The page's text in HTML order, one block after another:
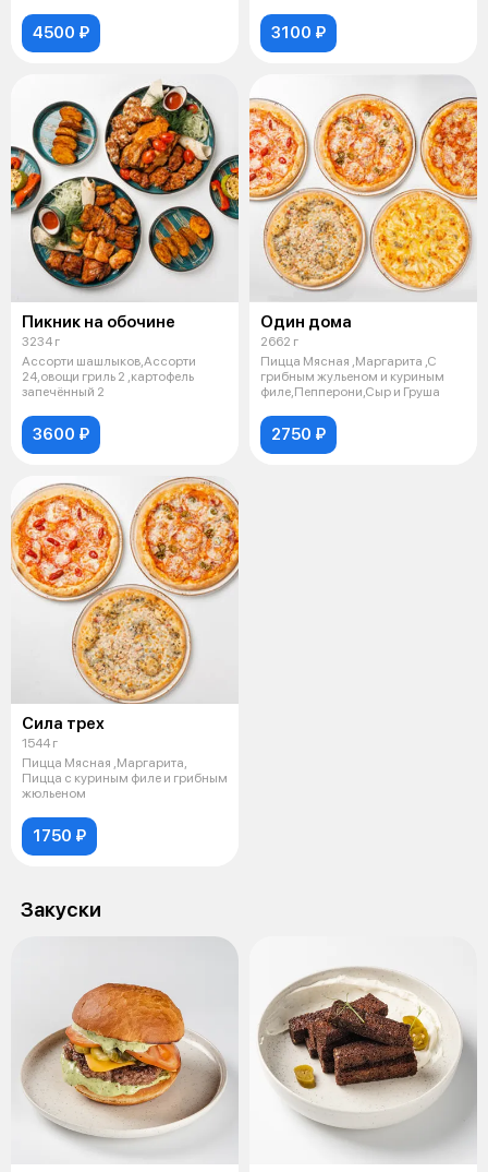
4500 ₽ 3100 ₽
Пикник на обочине
3234 г
Ассорти шашлыков,Ассорти
24,овощи гриль 2 ,картофель
запечённый 2
3600 ₽
Один дома
2662 г
Пицца Мясная ,Маргарита ,С
грибным жульеном и куриным
филе,Пепперони,Сыр и Груша
2750 ₽
Сила трех
1544 г
Пицца Мясная ,Маргарита,
Пицца с куриным филе и грибным
жюльеном
1750 ₽
Закуски